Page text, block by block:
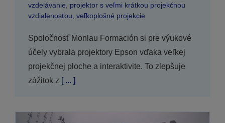
vzdelávanie
projektor s veľmi krátkou projekčnou
vzdialenosťou veľkoplošné projekcie
Spoločnosť Monlau Formación si pre výukové
účely vybrala projektory Epson vďaka veľkej
projekčnej ploche a interaktivite. To zlepšuje
zážitok z [ ... ]